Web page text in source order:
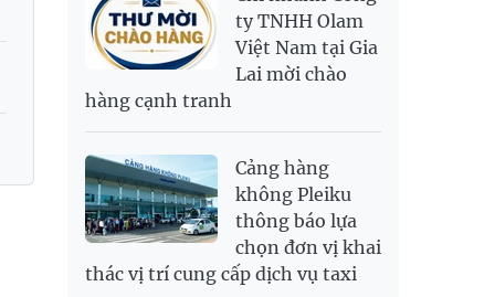
RUB
307.79
340.71
SAR
6,944.19
7,243.07
2,709.1
2,823.98
SGD
19,929.2
USD
26,010 26,040 26,420
ty TNHH Olam
Việt Nam tại Gia
Lai mời chào
hàng cạnh tranh
Cảng hàng
không Pleiku
thông báo lựa
chọn đơn vị khai
thác vị trí cung cấp dịch vụ taxi